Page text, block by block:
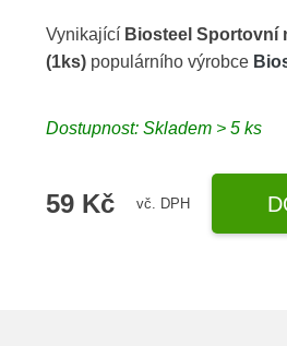
Vynikající Biosteel Sportovní
(1ks) populárního výrobce
Dostupnost: Skladem > 5 ks
59 Kč vč. DPH